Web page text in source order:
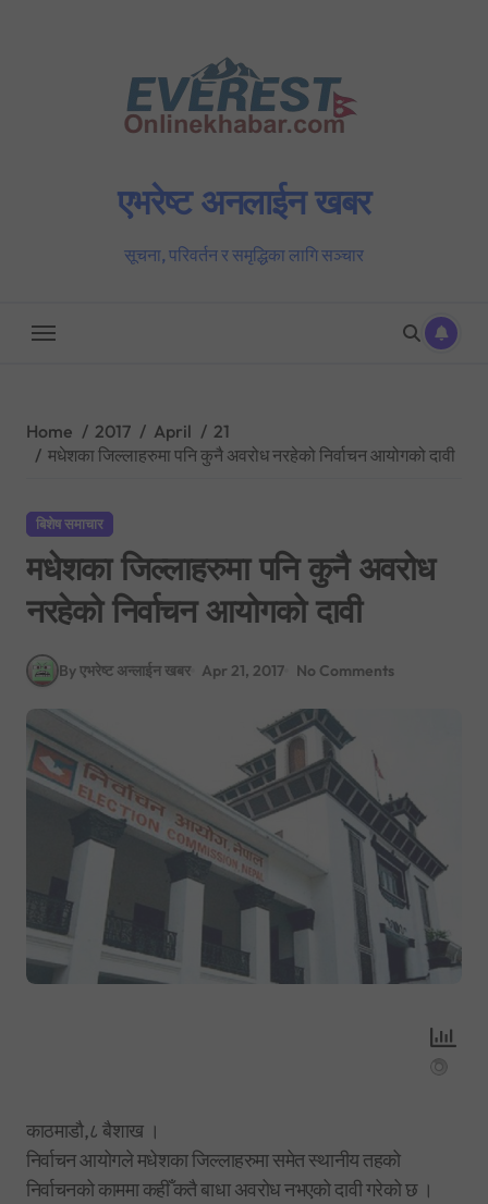
एभरेष्ट अनलाईन खबर
सूचना, परिवर्तन र समृद्धिका लागि सञ्चार
Home 2017 April
21
मधेशका जिल्लाहरुमा पनि कुनै अवरोध नरहेको निर्वाचन आयोगको दावी
बिशेष समाचार
मधेशका जिल्लाहरुमा पनि कुनै अवरोध
नरहेको निर्वाचन आयोगको दावी
By एभरेष्ट अन्लाईन खबर Apr 21, 2017 No Comments
काठमाडौ,८ बैशाख ।
निर्वाचन आयोगले मधेशका जिल्लाहरुमा समेत स्थानीय तहको
निर्वाचनको काममा कहीँ कतै बाधा अवरोध नभएको दावी गरेको छ ।